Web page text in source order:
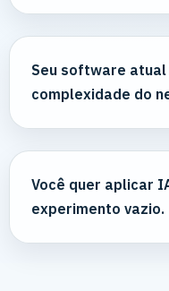
Seu software atual
complexidade do
Você quer aplicar
experimento vazio.